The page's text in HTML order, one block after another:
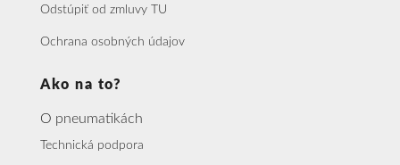
Odstúpiť od zmluvy TU
Ochrana osobných údajov
Ako na to?
O pneumatikách
Technická podpora